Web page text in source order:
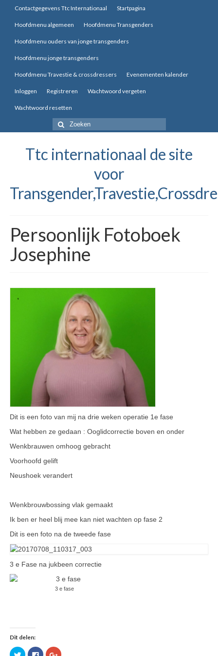
Contactgegevens Ttc Internationaal Startpagina
Hoofdmenu algemeen Hoofdmenu Transgenders
Hoofdmenu ouders van jonge transgenders
Hoofdmenu jonge transgenders
Hoofdmenu Travestie & crossdressers Evenementen kalender
Inloggen Registreren Wachtwoord vergeten
Wachtwoord resetten
Zoek
naar:
Ttc internationaal de site
voor
Persoonlijk Fotoboek
Josephine
Dit is een foto van mij na drie weken operatie 1e fase
Wat hebben ze gedaan : Ooglidcorrectie boven en onder
Wenkbrauwen omhoog gebracht
Voorhoofd gelift
Neushoek verandert
Wenkbrouwbossing vlak gemaakt
Ik ben er heel blij mee kan niet wachten op fase 2
Dit is een foto na de tweede fase
3 e Fase na jukbeen correctie
3 e fase
Dit delen:
Klik Klik Klik